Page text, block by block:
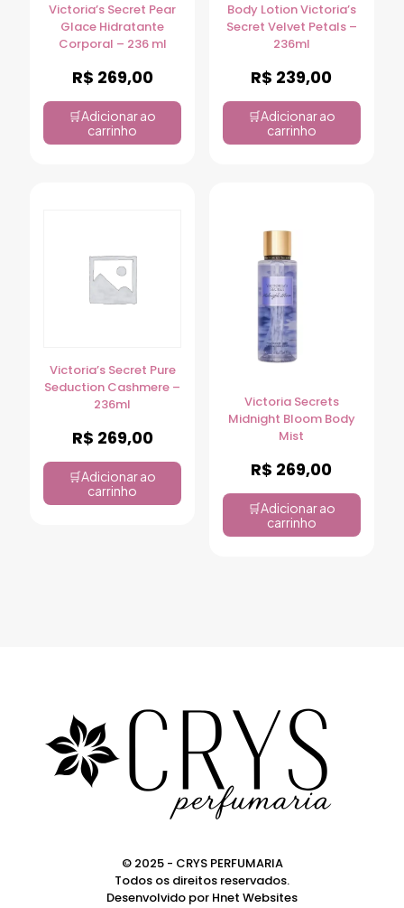
Victoria’s Secret Pear
Glace Hidratante
Corporal – 236 ml
R$ 269,00
Adicionar ao
carrinho
Body Lotion Victoria’s
Secret Velvet Petals –
236ml
R$ 239,00
Adicionar ao
carrinho
Victoria’s Secret Pure
Seduction Cashmere –
236ml
R$ 269,00
Adicionar ao
carrinho
Victoria Secrets
Midnight Bloom Body
Mist
R$ 269,00
Adicionar ao
carrinho
© 2025 - CRYS PERFUMARIA
Todos os direitos reservados.
Desenvolvido por Hnet Websites